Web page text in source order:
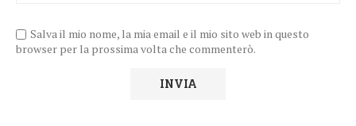
Salva il mio nome, la mia email e il mio sito web in questo
browser per la prossima volta che commenterò.